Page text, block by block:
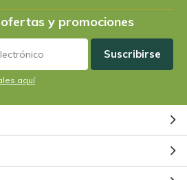
y promociones
Suscribirse
aquí